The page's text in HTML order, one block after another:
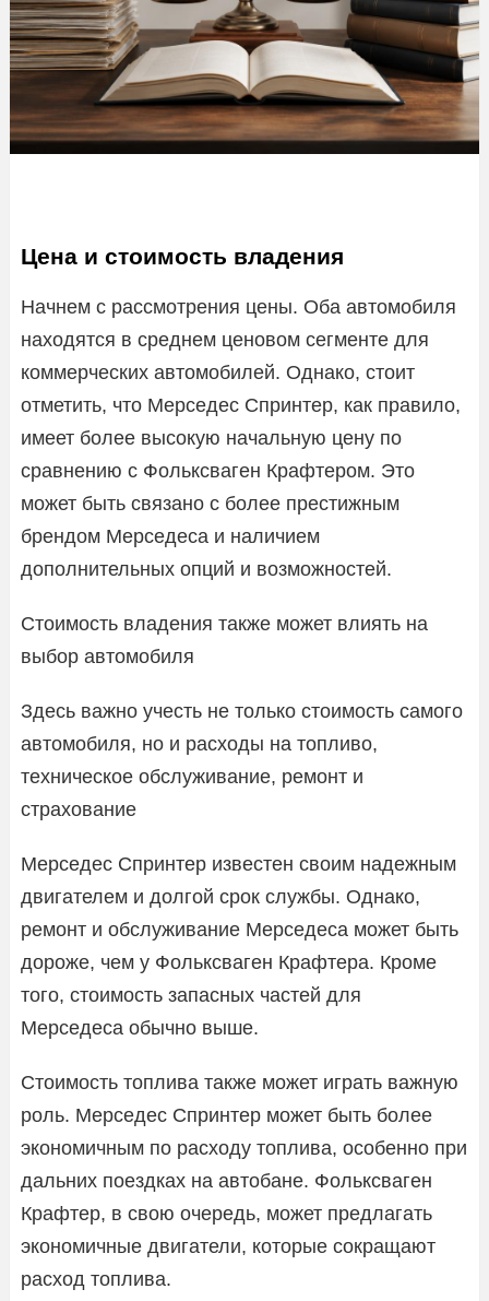
Цена и стоимость владения
Начнем с рассмотрения цены. Оба автомобиля
находятся в среднем ценовом сегменте для
коммерческих автомобилей. Однако, стоит
отметить, что Мерседес Спринтер, как правило,
имеет более высокую начальную цену по
сравнению с Фольксваген Крафтером. Это
может быть связано с более престижным
брендом Мерседеса и наличием
дополнительных опций и возможностей.
Стоимость владения также может влиять на
выбор автомобиля
Здесь важно учесть не только стоимость самого
автомобиля, но и расходы на топливо,
техническое обслуживание, ремонт и
страхование
Мерседес Спринтер известен своим надежным
двигателем и долгой срок службы. Однако,
ремонт и обслуживание Мерседеса может быть
дороже, чем у Фольксваген Крафтера. Кроме
того, стоимость запасных частей для
Мерседеса обычно выше.
Стоимость топлива также может играть важную
роль. Мерседес Спринтер может быть более
экономичным по расходу топлива, особенно при
дальних поездках на автобане. Фольксваген
Крафтер, в свою очередь, может предлагать
экономичные двигатели, которые сокращают
расход топлива.